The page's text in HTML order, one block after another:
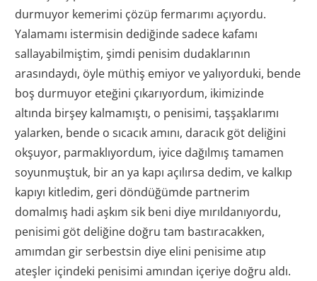
durmuyor kemerimi çözüp fermarımı açıyordu.
Yalamamı istermisin dediğinde sadece kafamı
sallayabilmiştim, şimdi penisim dudaklarının
arasındaydı, öyle müthiş emiyor ve yalıyorduki, bende
boş durmuyor eteğini çıkarıyordum, ikimizinde
altında birşey kalmamıştı, o penisimi, taşşaklarımı
yalarken, bende o sıcacık amını, daracık göt deliğini
okşuyor, parmaklıyordum, iyice dağılmış tamamen
soyunmuştuk, bir an ya kapı açılırsa dedim, ve kalkıp
kapıyı kitledim, geri döndüğümde partnerim
domalmış hadi aşkım sik beni diye mırıldanıyordu,
penisimi göt deliğine doğru tam bastıracakken,
amımdan gir serbestsin diye elini penisime atıp
ateşler içindeki penisimi amından içeriye doğru aldı.